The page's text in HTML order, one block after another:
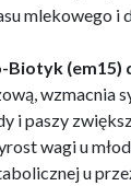
mlekowego i
Biotyk (em15)
wzmacnia
i paszy
wagi u
u